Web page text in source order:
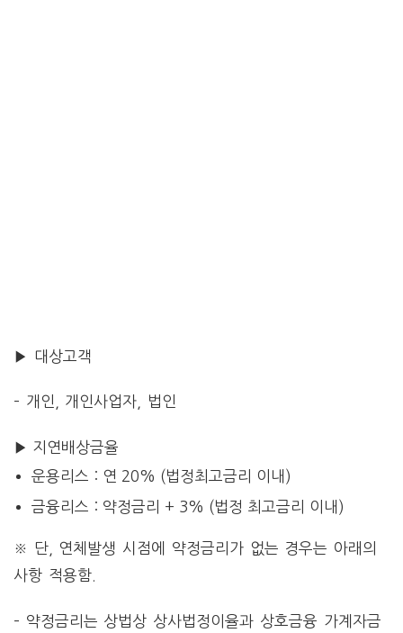
▶ 대상고객
– 개인, 개인사업자, 법인
▶ 지연배상금율
운용리스 : 연 20% (법정최고금리 이내)
금융리스 : 약정금리 + 3% (법정 최고금리 이내)
※ 단, 연체발생 시점에 약정금리가 없는 경우는 아래의
사항 적용함.
– 약정금리는 상법상 상사법정이율과 상호금융 가계자금